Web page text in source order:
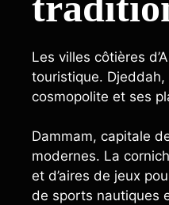
Les villes côtières
touristique. Djeddah,
cosmopolite et ses
Dammam, capitale
modernes. La
et d’aires de jeux
de sports nautiques